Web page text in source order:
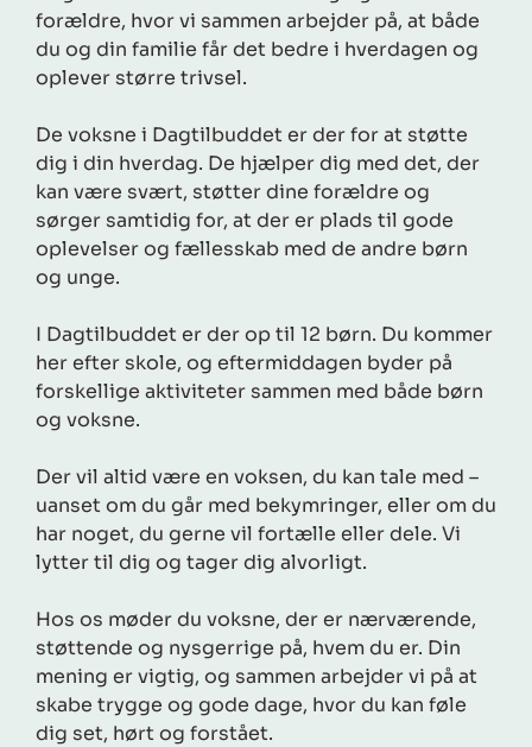
forældre, hvor vi sammen arbejder på, at både
du og din familie får det bedre i hverdagen og
oplever større trivsel.
De voksne i Dagtilbuddet er der for at støtte
dig i din hverdag. De hjælper dig med det, der
kan være svært, støtter dine forældre og
sørger samtidig for, at der er plads til gode
oplevelser og fællesskab med de andre børn
og unge.
I Dagtilbuddet er der op til 12 børn. Du kommer
her efter skole, og eftermiddagen byder på
forskellige aktiviteter sammen med både børn
og voksne.
Der vil altid være en voksen, du kan tale med –
uanset om du går med bekymringer, eller om du
har noget, du gerne vil fortælle eller dele. Vi
lytter til dig og tager dig alvorligt.
Hos os møder du voksne, der er nærværende,
støttende og nysgerrige på, hvem du er. Din
mening er vigtig, og sammen arbejder vi på at
skabe trygge og gode dage, hvor du kan føle
dig set, hørt og forstået.